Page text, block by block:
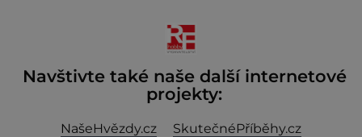
Navštivte také naše další internetové
projekty:
NašeHvězdy.cz
SkutečnéPříběhy.cz